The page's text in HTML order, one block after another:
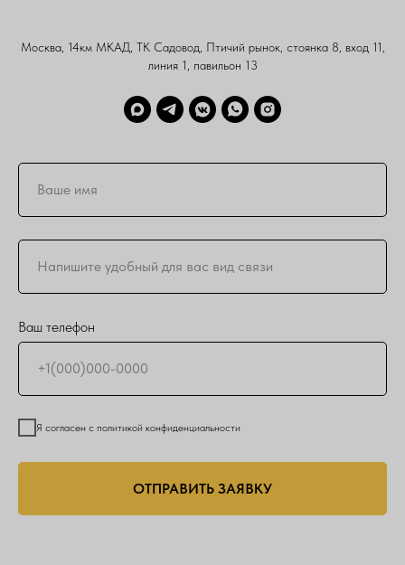
Москва, 14км МКАД, ТК Садовод, Птичий рынок, стоянка 8, вход 11,
линия 1, павильон 13
Ваш телефон
Я согласен с политикой конфиденциальности
ОТПРАВИТЬ ЗАЯВКУ